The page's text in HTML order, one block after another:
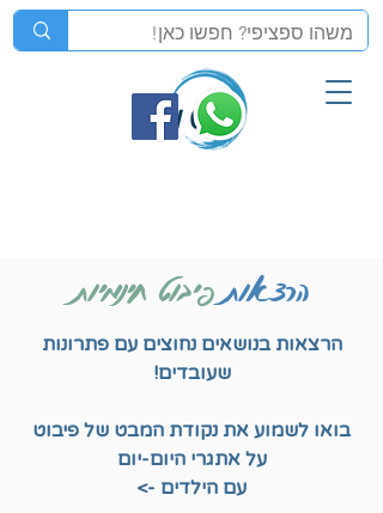
הרצאותפיבוט חינמיות
הרצאות בנושאים נחוצים עם פתרונות
שעובדים!
בואו לשמוע את נקודת המבט של פיבוט
על אתגרי היום-יום
עם הילדים ->